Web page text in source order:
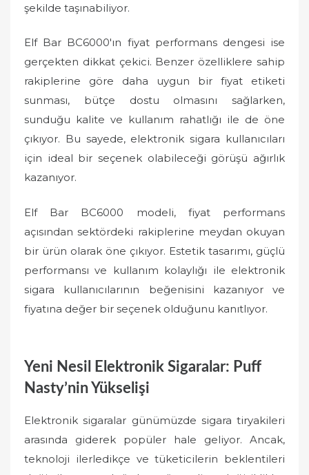
şekilde taşınabiliyor.
Elf Bar BC6000'ın fiyat performans dengesi ise
gerçekten dikkat çekici. Benzer özelliklere sahip
rakiplerine göre daha uygun bir fiyat etiketi
sunması, bütçe dostu olmasını sağlarken,
sunduğu kalite ve kullanım rahatlığı ile de öne
çıkıyor. Bu sayede, elektronik sigara kullanıcıları
için ideal bir seçenek olabileceği görüşü ağırlık
kazanıyor.
Elf Bar BC6000 modeli, fiyat performans
açısından sektördeki rakiplerine meydan okuyan
bir ürün olarak öne çıkıyor. Estetik tasarımı, güçlü
performansı ve kullanım kolaylığı ile elektronik
sigara kullanıcılarının beğenisini kazanıyor ve
fiyatına değer bir seçenek olduğunu kanıtlıyor.
Yeni Nesil Elektronik Sigaralar: Puff
Nasty’nin Yükselişi
Elektronik sigaralar günümüzde sigara tiryakileri
arasında giderek popüler hale geliyor. Ancak,
teknoloji ilerledikçe ve tüketicilerin beklentileri